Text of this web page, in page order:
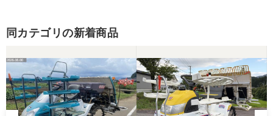
スタッフの鈴木さんが親切で機械に詳しく 丁寧にご
対応頂きました。 ありがとう！ 少し距離はあります
が、今後も農機具を買う際はのうき屋さんを利用し
ようと思います。
同カテゴリの新着商品